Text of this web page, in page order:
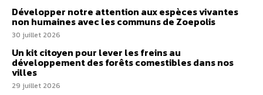
Développer notre attention aux espèces vivantes
non humaines avec les communs de Zoepolis
30 juillet 2026
Un kit citoyen pour lever les freins au
développement des forêts comestibles dans nos
villes
29 juillet 2026